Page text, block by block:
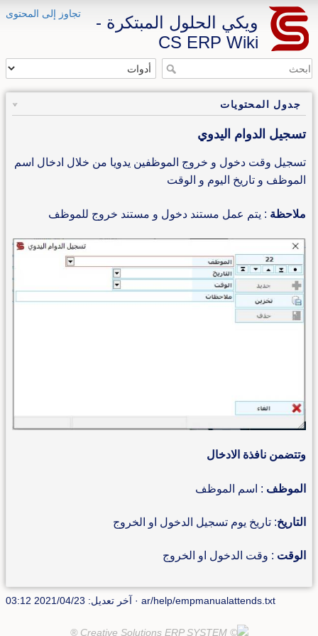
تجاوز إلى المحتوى
ويكي الحلول المبتكرة -
CS ERP Wiki
جدول المحتويات
تسجيل الدوام اليدوي
تسجيل وقت دخول و خروج الموظفين يدويا من خلال ادخال اسم
الموظف و تاريخ اليوم و الوقت
ملاحظة : يتم عمل مستند دخول و مستند خروج للموظف
وتتضمن نافذة الادخال
الموظف : اسم الموظف
التاريخ: تاريخ يوم تسجيل الدخول او الخروج
الوقت : وقت الدخول او الخروج
ar/help/empmanualattends.txt · آخر تعديل: 2021/04/23 03:12